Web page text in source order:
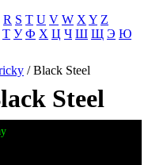
R S T U V W X Y Z
Т У Ф Х Ц Ч Ш Щ Э Ю
/ Black Steel
Steel